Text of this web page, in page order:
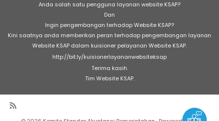
Anda salah satu pengguna layanan website KSAP?
Dan
Ingin pengembangan terhadap Website KSAP?
Kini saatnya anda memberikan peran terhadap pengembangan layanan
Website KSAP dalam kuisioner pelayanan Website KSAP.
http://bit.ly/kuisionerlayananwebsiteksap
Terima kasih.
Tim Website KSAP.